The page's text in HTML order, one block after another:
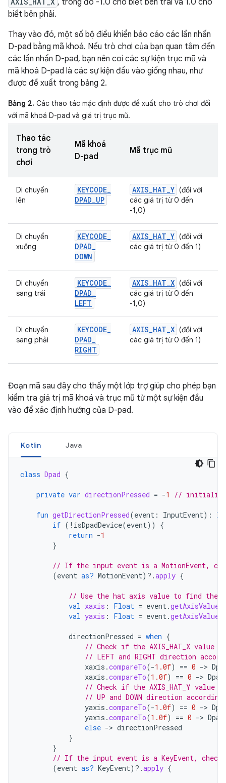
AXIS_HAT_X , trong đó -1.0 cho biết bên trái và 1.0 cho
biết bên phải.
Thay vào đó, một số bộ điều khiển báo cáo các lần nhấn
D-pad bằng mã khoá. Nếu trò chơi của bạn quan tâm đến
các lần nhấn D-pad, bạn nên coi các sự kiện trục mũ và
mã khoá D-pad là các sự kiện đầu vào giống nhau, như
được đề xuất trong bảng 2.
Bảng 2. Các thao tác mặc định được đề xuất cho trò chơi đối
với mã khoá D-pad và giá trị trục mũ.
Thao tác
trong trò
chơi
Mã khoá
D-pad
Mã trục mũ
Di chuyển
lên
KEYCODE_
DPAD_UP
AXIS_HAT_Y (đối với
các giá trị từ 0 đến
-1,0)
Di chuyển
xuống
KEYCODE_
DPAD_
DOWN
AXIS_HAT_Y (đối với
các giá trị từ 0 đến 1)
Di chuyển
sang trái
KEYCODE_
DPAD_
LEFT
AXIS_HAT_X (đối với
các giá trị từ 0 đến
-1,0)
Di chuyển
sang phải
KEYCODE_
DPAD_
RIGHT
AXIS_HAT_X (đối với
các giá trị từ 0 đến 1)
Đoạn mã sau đây cho thấy một lớp trợ giúp cho phép bạn
kiểm tra giá trị mã khoá và trục mũ từ một sự kiện đầu
vào để xác định hướng của D-pad.
Kotlin Java
class Dpad {
private var directionPressed = -1 //
fun getDirectionPressed(event : InputEvent):
if ( ! isDpadDevice(event))
{
return -1
}
// If the input event is a MotionEvent,
(event as? MotionEvent) ?.apply {
// Use the hat axis value to find the
val xaxis : Float = event.getAxisValue
val yaxis : Float = event.getAxisValue
directionPressed = when {
// Check if the AXIS_HAT_X value
// LEFT and RIGHT direction
xaxis .compareTo(-1.0f) == 0 ->
xaxis .compareTo(1.0f) == 0 -> Dpad
// Check if the AXIS_HAT_Y
// UP and DOWN direction
yaxis .compareTo(-1.0f) == 0 ->
yaxis .compareTo(1.0f) == 0 -> Dpad
else -> directionPressed
}
}
// If the input event is a KeyEvent, check
(event as? KeyEvent) ?.apply {